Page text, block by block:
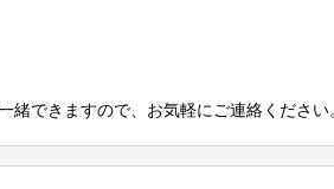
できますので、お気軽にご連絡ください